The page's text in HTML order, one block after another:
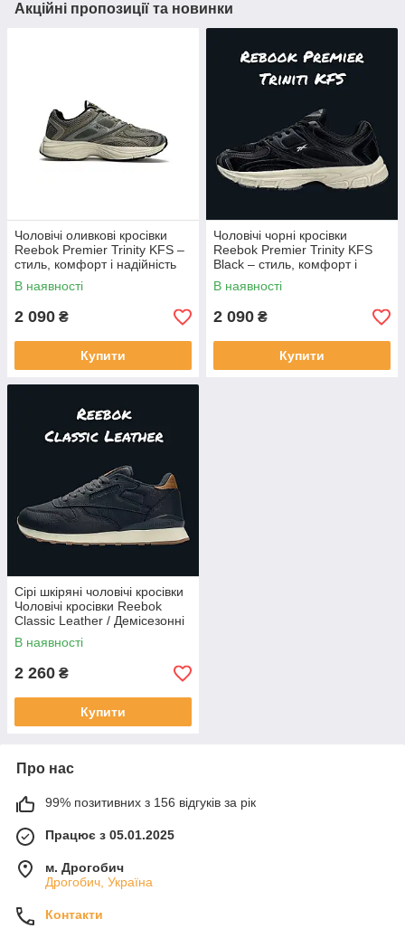
Акційні пропозиції та новинки
Чоловічі оливкові кросівки
Reebok Premier Trinity KFS –
стиль, комфорт і надійність
на кожен день / легкі
демісезонні рибок хаки
В наявності
2 090 ₴
Купити
Чоловічі чорні кросівки
Reebok Premier Trinity KFS
Black – стиль, комфорт і
надійність на кожен день /
легкі демісезонні
В наявності
2 090 ₴
Купити
Сірі шкіряні чоловічі кросівки
Чоловічі кросівки Reebok
Classic Leather / Демісезонні
кросівки Рібок класік
В наявності
2 260 ₴
Купити
Про нас
99% позитивних з 156 відгуків за рік
Працює з 05.01.2025
м. Дрогобич
Дрогобич, Україна
Контакти